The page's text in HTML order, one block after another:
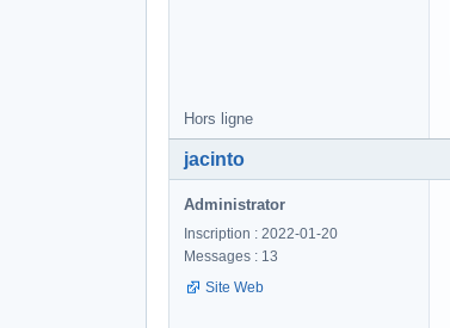
Hors ligne
jacinto
Administrator
Inscription : 2022-01-20
Messages : 13
Site Web